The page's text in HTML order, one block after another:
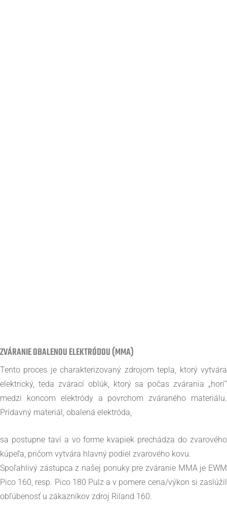
ZVÁRANIE OBALENOU ELEKTRÓDOU (MMA)
Tento proces je charakterizovaný zdrojom tepla, ktorý vytvára
elektrický, teda zvárací oblúk, ktorý sa počas zvárania „horí”
medzi koncom elektródy a povrchom zváraného materiálu.
Prídavný materiál, obalená elektróda,
sa postupne taví a vo forme kvapiek prechádza do zvarového
kúpeľa, pričom vytvára hlavný podiel zvarového kovu.
Spoľahlivý zástupca z našej ponuky pre zváranie MMA je EWM
Pico 160, resp. Pico 180 Pulz a v pomere cena/výkon si zaslúžil
obľúbenosť u zákazníkov zdroj Riland 160.